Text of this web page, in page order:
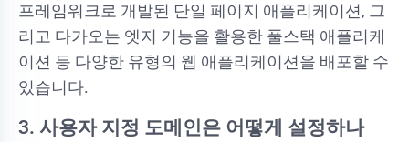
프레임워크로 개발된 단일 페이지 애플리케이션, 그
리고 다가오는 엣지 기능을 활용한 풀스택 애플리케
이션 등 다양한 유형의 웹 애플리케이션을 배포할 수
있습니다.
3. 사용자 지정 도메인은 어떻게 설정하나